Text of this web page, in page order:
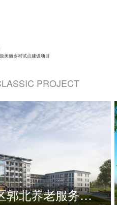
美丽乡村试点建设项目
PROJECT
内江市东兴区郭北养老服务中心建设项目